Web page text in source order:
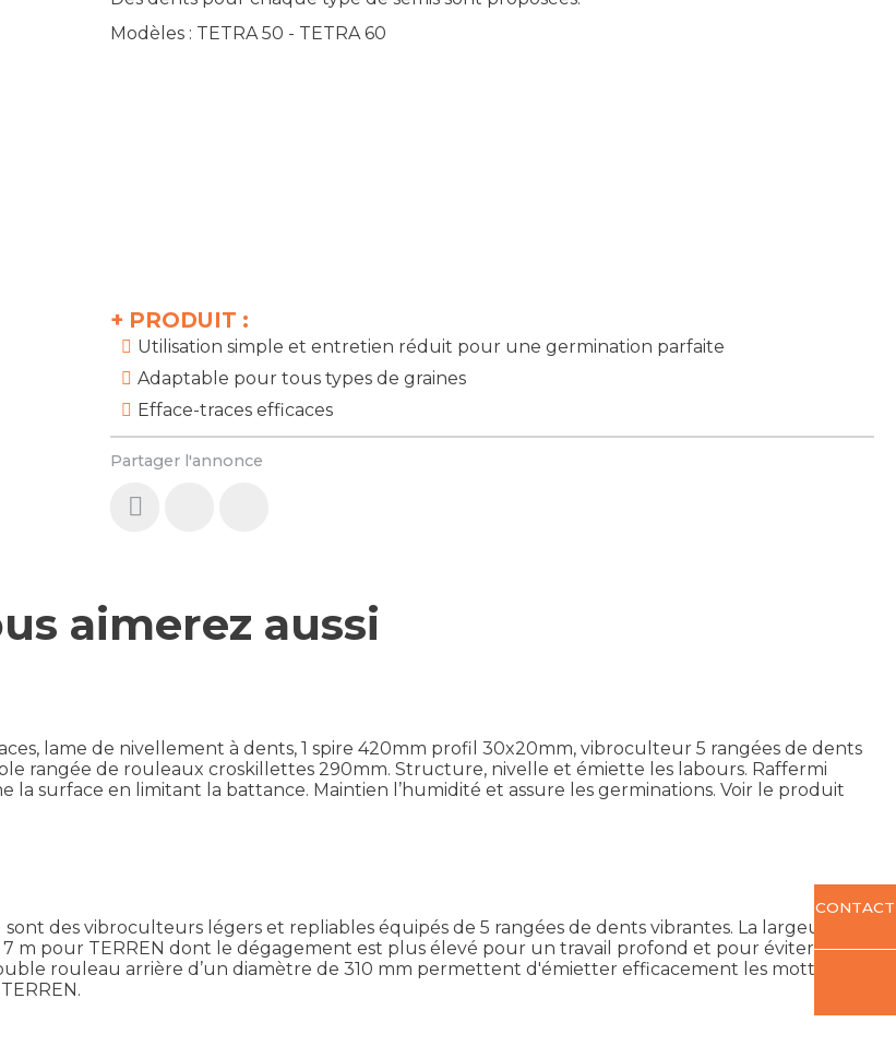
+ PRODUIT :
Utilisation simple et entretien réduit pour une germination parfaite
Adaptable pour tous types de graines
Efface-traces efficaces
Partager l'annonce
Modèles : TETRA 50 - TETRA 60
aimerez aussi
lame de nivellement à dents, 1 spire 420mm profil 30x20mm, vibroculteur 5 rangées de dents
rangée de rouleaux croskillettes 290mm. Structure, nivelle et émiette les labours. Raffermi
surface en limitant la battance. Maintien l’humidité et assure les germinations. Voir le produit
des vibroculteurs légers et repliables équipés de 5 rangées de dents vibrantes. La largeur de
7 m pour TERREN dont le dégagement est plus élevé pour un travail profond et pour éviter les
rouleau arrière d’un diamètre de 310 mm permettent d'émietter efficacement les mottes.
CONTACT